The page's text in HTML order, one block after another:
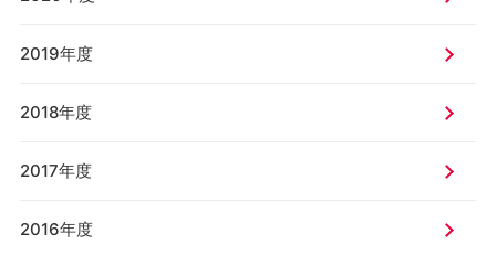
2019年度
2018年度
2017年度
2016年度